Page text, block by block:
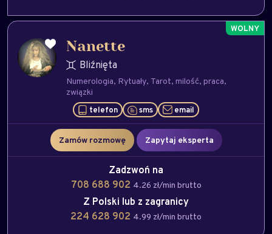
Nanette
Bliźnięta
Numerologia Rytuały Tarot milość praca
związki
telefon sms email
Zamów rozmowę Zapytaj eksperta
Zadzwoń na
708 688 902 4.26 zł/min brutto
Z Polski lub z zagranicy
224 628 902 4.99 zł/min brutto